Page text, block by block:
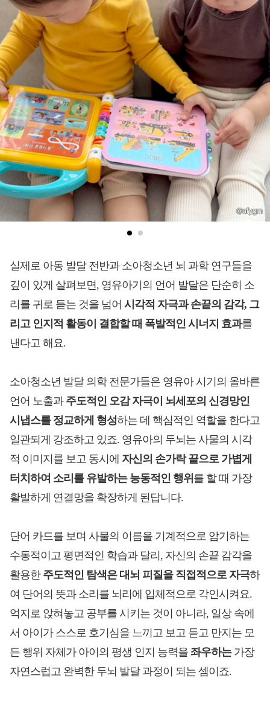
실제로 아동 발달 전반과 소아청소년 뇌 과학 연구들을
깊이 있게 살펴보면, 영유아기의 언어 발달은 단순히 소
리를 귀로 듣는 것을 넘어 시각적 자극과 손끝의 감각, 그
리고 인지적 활동이 결합할 때 폭발적인 시너지 효과를
낸다고 해요.
소아청소년 발달 의학 전문가들은 영유아 시기의 올바른
언어 노출과 주도적인 오감 자극이 뇌세포의 신경망인
시냅스를 정교하게 형성하는 데 핵심적인 역할을 한다고
일관되게 강조하고 있죠. 영유아의 두뇌는 사물의 시각
적 이미지를 보고 동시에 자신의 손가락 끝으로 가볍게
터치하여 소리를 유발하는 능동적인 행위 를 할 때 가장
활발하게 연결망을 확장하게 된답니다.
단어 카드를 보며 사물의 이름을 기계적으로 암기하는
수동적이고 평면적인 학습과 달리, 자신의 손끝 감각을
활용한 주도적인 탐색은 대뇌 피질을 직접적으로 자극하
여 단어의 뜻과 소리를 뇌리에 입체적으로 각인시켜요.
억지로 앉혀놓고 공부를 시키는 것이 아니라, 일상 속에
서 아이가 스스로 호기심을 느끼고 보고 듣고 만지는 모
든 행위 자체가 아이의 평생 인지 능력을 좌우하는가장
자연스럽고 완벽한 두뇌 발달 과정이 되는 셈이죠.